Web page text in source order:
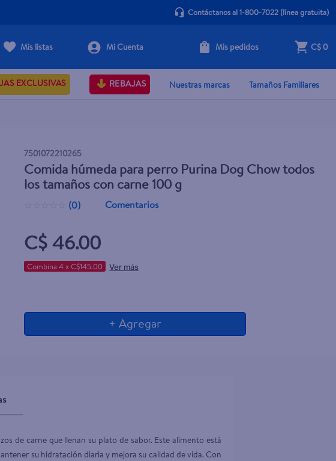
Contáctanos al 1-800-7022(línea gratuita)
Mis listas Mis pedidos C$ 0
EXCLUSIVAS REBAJAS Nuestras marcas Tamaños Familiares
7501072210265
Comida húmeda para perro Purina Dog Chow todos
los tamaños con carne 100 g
(0) Comentarios
C$ 46.00
Combina 4 x C$145.00 Ver más
+ Agregar
+ Agregar
de carne que llenan su plato de sabor. Este alimento está
su hidratación diaria y mejora su calidad de vida. Con